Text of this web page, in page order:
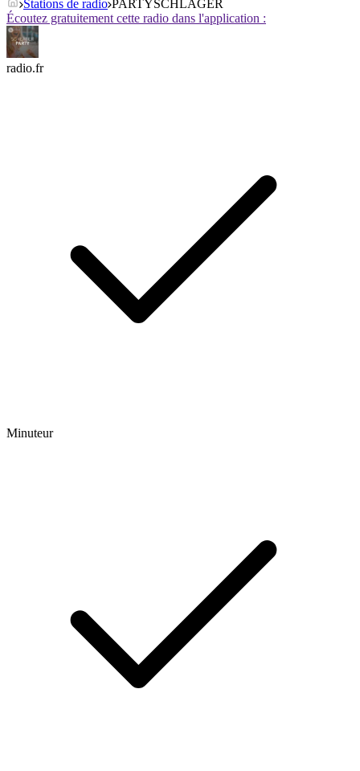
Stations de radio PARTYSCHLAGER
Écoutez gratuitement cette radio dans l'application :
radio.fr
Minuteur